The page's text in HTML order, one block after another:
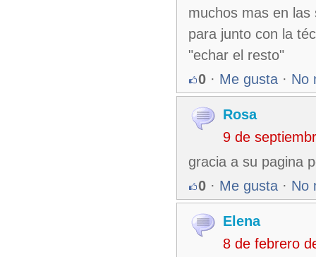
muchos mas en
para junto con la
"echar el resto"
0 · Me gusta · No
Rosa
9 de
gracia a su pagina
0 · Me gusta · No
Elena
8 de febrero